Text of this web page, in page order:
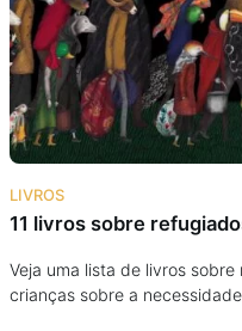
Podcast
Assine
Taba na Escola
LIVROS
11 livros sobre
Veja uma lista de livros
crianças sobre a